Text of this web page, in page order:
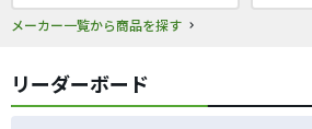
メーカー一覧から商品を探す
リーダーボード